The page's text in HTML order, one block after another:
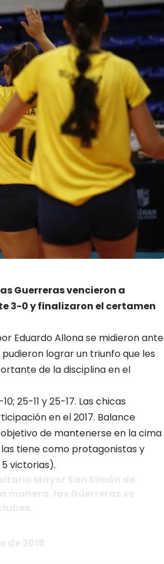
Guerreras vencieron a
3-0 y finalizaron el certamen
Eduardo Allona se midieron ante
lograr un triunfo que les
de la disciplina en el
25-11 y 25-17. Las chicas
en el 2017. Balance
de mantenerse en la cima
tiene como protagonistas y
victorias).